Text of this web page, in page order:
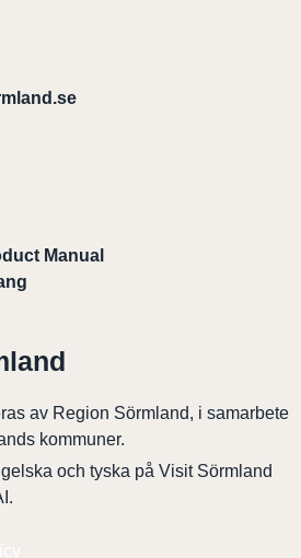
Manual
av Region Sörmland, i samarbete
kommuner.
och tyska på Visit Sörmland